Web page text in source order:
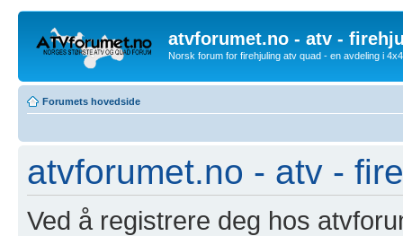
atvforumet.no - atv -
Norsk forum for firehjuling atv quad - en avdeling i
Forumets hovedside
atvforumet.no - atv -
Ved å registrere deg hos